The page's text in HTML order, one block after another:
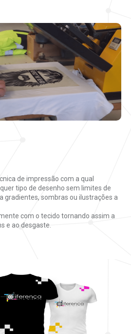
de impressão com a qual
tipo de desenho sem limites de
gradientes, sombras ou ilustrações a
com o tecido tornando assim a
e ao desgaste.